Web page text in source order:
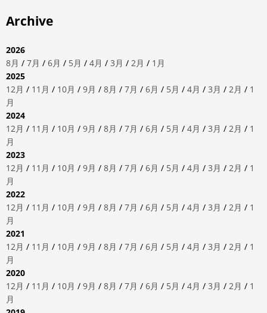
Archive
2026
8月 / 7月 / 6月 / 5月 / 4月 / 3月 / 2月 / 1月
2025
12月 / 11月 / 10月 / 9月 / 8月 / 7月 / 6月 / 5月 / 4月 / 3月 / 2月 / 1
月
2024
12月 / 11月 / 10月 / 9月 / 8月 / 7月 / 6月 / 5月 / 4月 / 3月 / 2月 / 1
月
2023
12月 / 11月 / 10月 / 9月 / 8月 / 7月 / 6月 / 5月 / 4月 / 3月 / 2月 / 1
月
2022
12月 / 11月 / 10月 / 9月 / 8月 / 7月 / 6月 / 5月 / 4月 / 3月 / 2月 / 1
月
2021
12月 / 11月 / 10月 / 9月 / 8月 / 7月 / 6月 / 5月 / 4月 / 3月 / 2月 / 1
月
2020
12月 / 11月 / 10月 / 9月 / 8月 / 7月 / 6月 / 5月 / 4月 / 3月 / 2月 / 1
月